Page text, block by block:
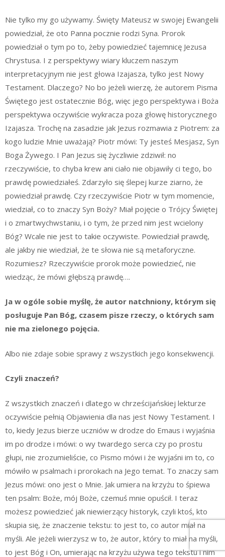
Nie tylko my go używamy. Święty Mateusz w swojej Ewangelii
powiedział, że oto Panna pocznie rodzi Syna. Prorok
powiedział o tym po to, żeby powiedzieć tajemnicę Jezusa
Chrystusa. I z perspektywy wiary kluczem naszym
interpretacyjnym nie jest głowa Izajasza, tylko jest Nowy
Testament. Dlaczego? No bo jeżeli wierzę, że autorem Pisma
Świętego jest ostatecznie Bóg, więc jego perspektywa i Boża
perspektywa oczywiście wykracza poza głowę historycznego
Izajasza. Trochę na zasadzie jak Jezus rozmawia z Piotrem: za
kogo ludzie Mnie uważają? Piotr mówi: Ty jesteś Mesjasz, Syn
Boga Żywego. I Pan Jezus się życzliwie zdziwił: no
rzeczywiście, to chyba krew ani ciało nie objawiły ci tego, bo
prawdę powiedziałeś. Zdarzyło się ślepej kurze ziarno, że
powiedział prawdę. Czy rzeczywiście Piotr w tym momencie,
wiedział, co to znaczy Syn Boży? Miał pojęcie o Trójcy Świętej
i o zmartwychwstaniu, i o tym, że przed nim jest wcielony
Bóg? Wcale nie jest to takie oczywiste. Powiedział prawdę,
ale jakby nie wiedział, że te słowa nie są metaforyczne.
Rozumiesz? Rzeczywiście prorok może powiedzieć, nie
wiedząc, że mówi głębszą prawdę….
Ja w ogóle sobie myślę, że autor natchniony, którym się
posługuje Pan Bóg, czasem pisze rzeczy, o których sam
nie ma zielonego pojęcia.
Albo nie zdaje sobie sprawy z wszystkich jego konsekwencji.
Czyli znaczeń?
Z wszystkich znaczeń i dlatego w chrześcijańskiej lekturze
oczywiście pełnią Objawienia dla nas jest Nowy Testament. I
to, kiedy Jezus bierze uczniów w drodze do Emaus i wyjaśnia
im po drodze i mówi: o wy twardego serca czy po prostu
głupi, nie zrozumieliście, co Pismo mówi i że wyjaśni im to, co
mówiło w psalmach i prorokach na Jego temat. To znaczy sam
Jezus mówi: ono jest o Mnie. Jak umiera na krzyżu to śpiewa
ten psalm: Boże, mój Boże, czemuś mnie opuścił. I teraz
możesz powiedzieć jak niewierzący historyk, czyli ktoś, kto
skupia się, że znaczenie tekstu: to jest to, co autor miał na
myśli. Ale jeżeli wierzysz w to, że autor, który to miał na myśli,
to jest Bóg i On, umierając na krzyżu używa tego tekstu i nim